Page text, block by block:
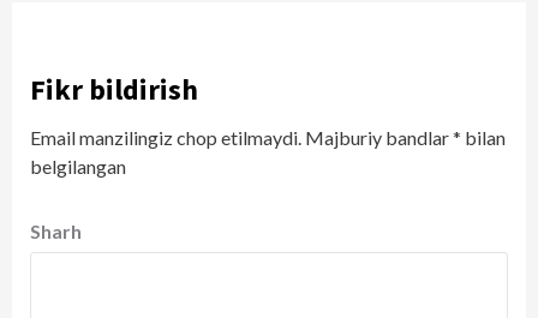
Fikr bildirish
Email manzilingiz chop etilmaydi. Majburiy bandlar* bilan
belgilangan
Sharh